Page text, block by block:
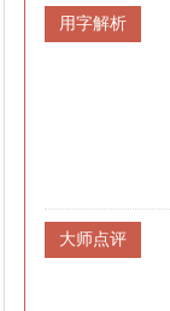
用字解析
大师点评